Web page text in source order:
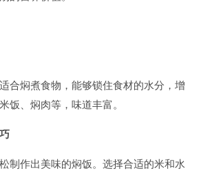
合焖煮食物，能够锁住食材的水分，增
饭、焖肉等，味道丰富。
制作出美味的焖饭。选择合适的米和水